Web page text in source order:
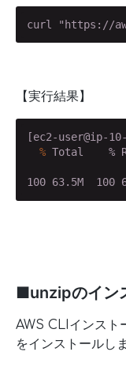
curl "https://
【実行結果】
  %
Total    %
100 63.5M
■unzipのイン
AWS CLIインスト
をインストールし